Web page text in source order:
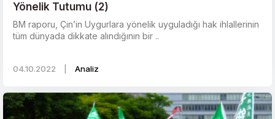
Yönelik Tutumu (2)
BM raporu, Çin’in Uygurlara yönelik uyguladığı hak ihlallerinin
tüm dünyada dikkate alındığının bir ..
04.10.2022 Analiz